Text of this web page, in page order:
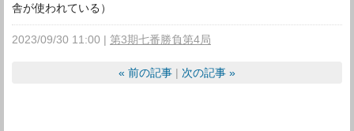
舎が使われている）
2023/09/30 11:00 第3期七番勝負第4局
« 前の記事 次の記事 »